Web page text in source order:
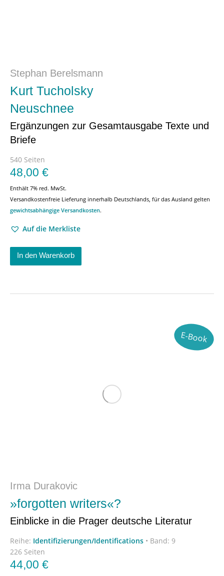
Stephan Berelsmann
Kurt Tucholsky
Neuschnee
Ergänzungen zur Gesamtausgabe Texte und
Briefe
540 Seiten
48,00 €
Enthält 7% red. MwSt.
Versandkostenfreie Lieferung innerhalb Deutschlands, für das Ausland gelten
gewichtsabhängige Versandkosten.
Auf die Merkliste
In den Warenkorb
E-Book
Irma Durakovic
»forgotten writers«?
Einblicke in die Prager deutsche Literatur
Reihe: Identifizierungen/Identifications • Band: 9
226 Seiten
44,00 €